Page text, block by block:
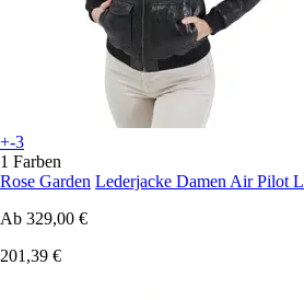
+-3
1 Farben
Rose Garden Lederjacke Damen Air Pilot
Ab 329,00 €
201,39 €